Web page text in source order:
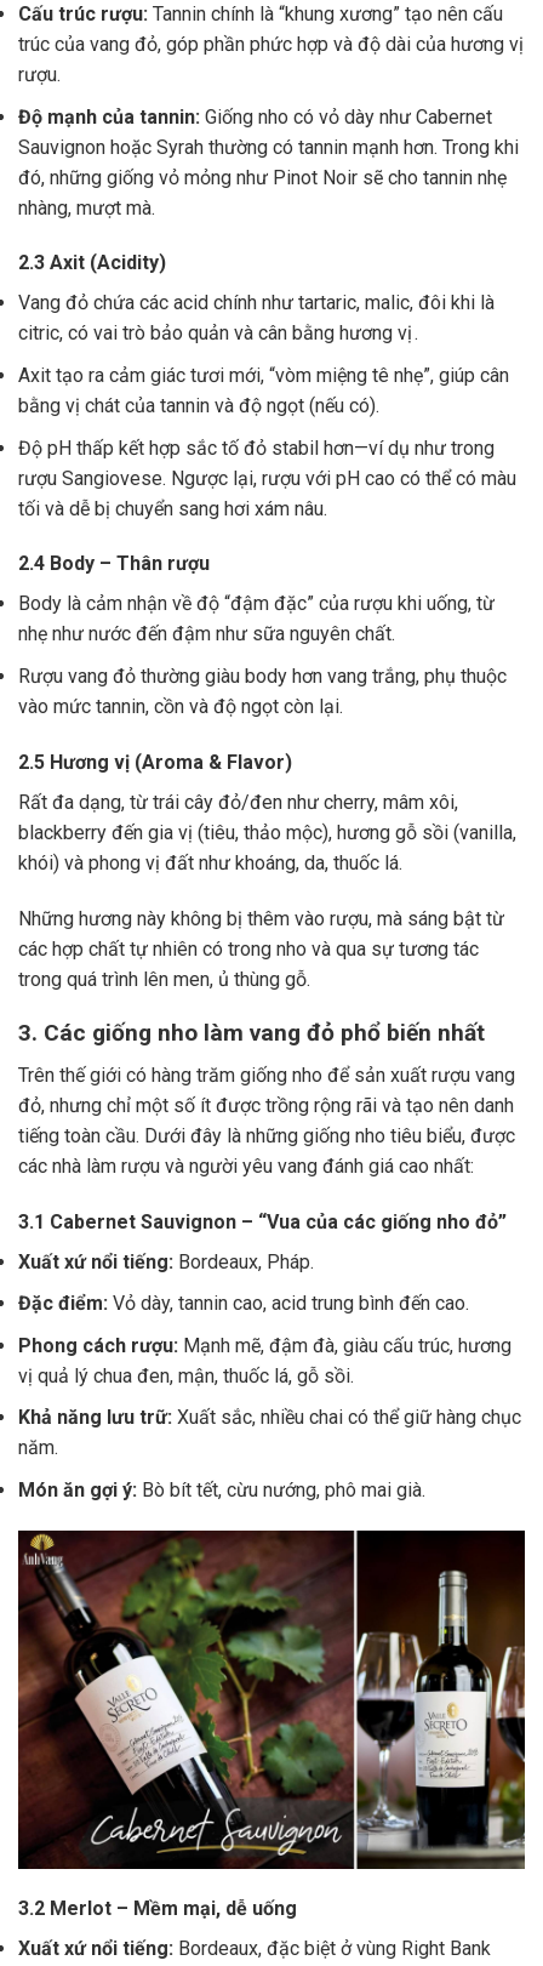
Cấu trúc rượu: Tannin chính là “khung xương” tạo nên cấu
trúc của vang đỏ, góp phần phức hợp và độ dài của hương vị
rượu.
Độ mạnh của tannin: Giống nho có vỏ dày như Cabernet
Sauvignon hoặc Syrah thường có tannin mạnh hơn. Trong khi
đó, những giống vỏ mỏng như Pinot Noir sẽ cho tannin nhẹ
nhàng, mượt mà.
2.3 Axit (Acidity)
Vang đỏ chứa các acid chính như tartaric, malic, đôi khi là
citric, có vai trò bảo quản và cân bằng hương vị .
Axit tạo ra cảm giác tươi mới, “vòm miệng tê nhẹ”, giúp cân
bằng vị chát của tannin và độ ngọt (nếu có).
Độ pH thấp kết hợp sắc tố đỏ stabil hơn—ví dụ như trong
rượu Sangiovese. Ngược lại, rượu với pH cao có thể có màu
tối và dễ bị chuyển sang hơi xám nâu.
2.4 Body – Thân rượu
Body là cảm nhận về độ “đậm đặc” của rượu khi uống, từ
nhẹ như nước đến đậm như sữa nguyên chất.
Rượu vang đỏ thường giàu body hơn vang trắng, phụ thuộc
vào mức tannin, cồn và độ ngọt còn lại.
2.5 Hương vị (Aroma & Flavor)
Rất đa dạng, từ trái cây đỏ/đen như cherry, mâm xôi,
blackberry đến gia vị (tiêu, thảo mộc), hương gỗ sồi (vanilla,
khói) và phong vị đất như khoáng, da, thuốc lá.
Những hương này không bị thêm vào rượu, mà sáng bật từ
các hợp chất tự nhiên có trong nho và qua sự tương tác
trong quá trình lên men, ủ thùng gỗ.
3. Các giống nho làm vang đỏ phổ biến nhất
Trên thế giới có hàng trăm giống nho để sản xuất rượu vang
đỏ, nhưng chỉ một số ít được trồng rộng rãi và tạo nên danh
tiếng toàn cầu. Dưới đây là những giống nho tiêu biểu, được
các nhà làm rượu và người yêu vang đánh giá cao nhất:
3.1 Cabernet Sauvignon – “Vua của các giống nho đỏ”
Xuất xứ nổi tiếng: Bordeaux, Pháp.
Đặc điểm: Vỏ dày, tannin cao, acid trung bình đến cao.
Phong cách rượu: Mạnh mẽ, đậm đà, giàu cấu trúc, hương
vị quả lý chua đen, mận, thuốc lá, gỗ sồi.
Khả năng lưu trữ: Xuất sắc, nhiều chai có thể giữ hàng chục
năm.
Món ăn gợi ý: Bò bít tết, cừu nướng, phô mai già.
3.2 Merlot – Mềm mại, dễ uống
Xuất xứ nổi tiếng: Bordeaux, đặc biệt ở vùng Right Bank